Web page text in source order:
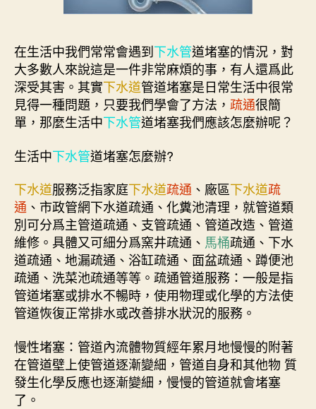
在生活中我們常常會遇到下水管道堵塞的情況，對
大多數人來說這是一件非常麻煩的事，有人還爲此
深受其害。其實下水道管道堵塞是日常生活中很常
見得一種問題，只要我們學會了方法， 疏通很簡
單，那麼生活中下水管道堵塞我們應該怎麼辦呢？
生活中下水管道堵塞怎麼辦?
下水道服務泛指家庭下水道疏通 、廠區下水道疏
通 、市政管網下水道疏通、化糞池清理，就管道類
別可分爲主管道疏通、支管疏通、管道改造、管道
維修。具體又可細分爲窯井疏通、 馬桶疏通、下水
道疏通、地漏疏通、浴缸疏通、面盆疏通、蹲便池
疏通、洗菜池疏通等等。疏通管道服務：一般是指
管道堵塞或排水不暢時，使用物理或化學的方法使
管道恢復正常排水或改善排水狀況的服務。
慢性堵塞：管道內流體物質經年累月地慢慢的附著
在管道壁上使管道逐漸變細，管道自身和其他物 質
發生化學反應也逐漸變細，慢慢的管道就會堵塞
了。